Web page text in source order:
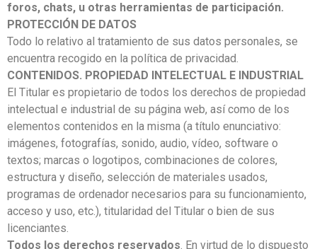
foros, chats, u otras herramientas de participación.
PROTECCIÓN DE DATOS
Todo lo relativo al tratamiento de sus datos personales, se
encuentra recogido en la política de privacidad.
CONTENIDOS. PROPIEDAD INTELECTUAL E INDUSTRIAL
El Titular es propietario de todos los derechos de propiedad
intelectual e industrial de su página web, así como de los
elementos contenidos en la misma (a título enunciativo:
imágenes, fotografías, sonido, audio, vídeo, software o
textos; marcas o logotipos, combinaciones de colores,
estructura y diseño, selección de materiales usados,
programas de ordenador necesarios para su funcionamiento,
acceso y uso, etc.), titularidad del Titular o bien de sus
licenciantes.
Todos los derechos reservados. En virtud de lo dispuesto